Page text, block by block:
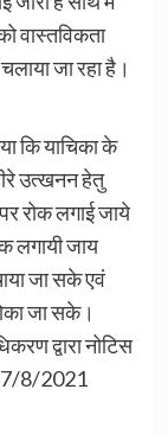
वास्तविकता
जा रहा है।
कि याचिका के
उत्खनन हेतु
रोक लगाई जाये
लगायी जाय
जा सके एवं
जा सके।
द्वारा नोटिस
8/2021